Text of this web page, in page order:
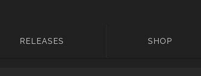
RELEASES SHOP